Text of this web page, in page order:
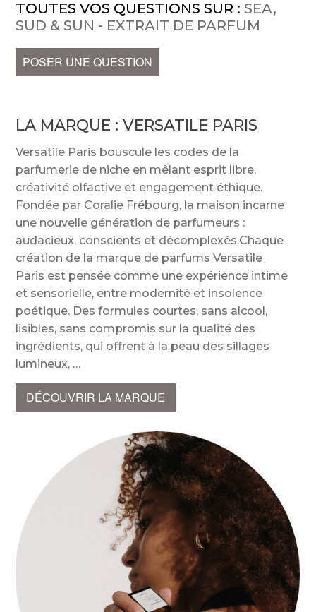
TOUTES VOS QUESTIONS SUR : SEA,
SUD & SUN - EXTRAIT DE PARFUM
POSER UNE QUESTION
LA MARQUE :VERSATILE PARIS
Versatile Paris bouscule les codes de la
parfumerie de niche en mêlant esprit libre,
créativité olfactive et engagement éthique.
Fondée par Coralie Frébourg, la maison incarne
une nouvelle génération de parfumeurs :
audacieux, conscients et décomplexés.Chaque
création de la marque de parfums Versatile
Paris est pensée comme une expérience intime
et sensorielle, entre modernité et insolence
poétique. Des formules courtes, sans alcool,
lisibles, sans compromis sur la qualité des
ingrédients, qui offrent à la peau des sillages
lumineux,
DÉCOUVRIR LA MARQUE